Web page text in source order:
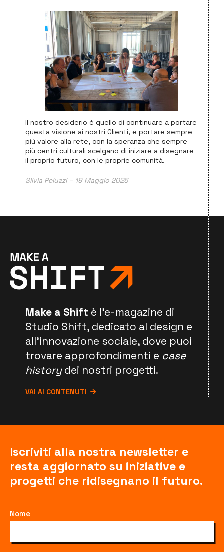
Il nostro desiderio è quello di continuare a portare
questa visione ai nostri Clienti, e portare sempre
più valore alla rete, con la speranza che sempre
più centri culturali scelgano di iniziare a disegnare
il proprio futuro, con le proprie comunità.
Silvia Peluzzi – 19 Maggio 2026
Make a Shift è l'e-magazine di
Studio Shift, dedicato al design e
all'innovazione sociale, dove puoi
trovare approfondimenti e case
historydei nostri progetti.
VAI AI CONTENUTI
Iscriviti alla nostra newsletter e
resta aggiornato su iniziative e
progetti che ridisegnano il futuro.
Nome